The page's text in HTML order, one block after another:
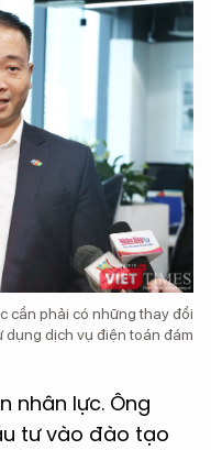
cần phải có những thay đổi
dịch vụ điện toán đám
nhân lực. Ông
tư vào đào tạo